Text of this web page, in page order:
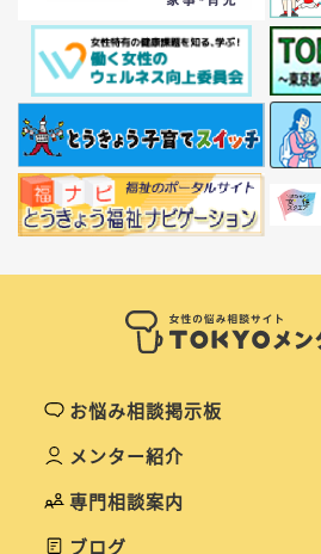
お悩み相談掲示板
メンター紹介
専門相談案内
ブログ